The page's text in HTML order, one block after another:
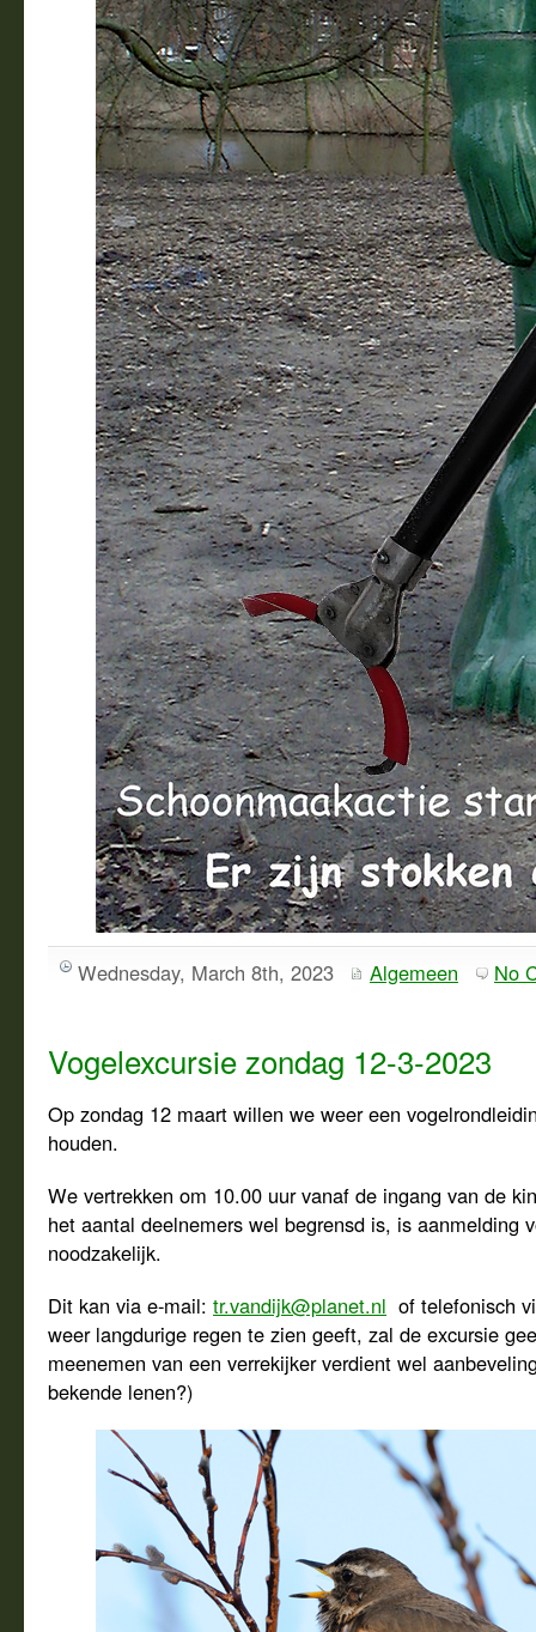
Wednesday, March 8th, 2023 Algemeen No
Vogelexcursie zondag 12-3-2023
Op zondag 12 maart willen we weer een
houden.
We vertrekken om 10.00 uur vanaf de ingang van de
het aantal deelnemers wel begrensd is, is aanmelding
noodzakelijk.
Dit kan via e-mail: tr.vandijk@planet.nl of telefonisch
weer langdurige regen te zien geeft, zal de excursie
meenemen van een verrekijker verdient wel
bekende lenen?)